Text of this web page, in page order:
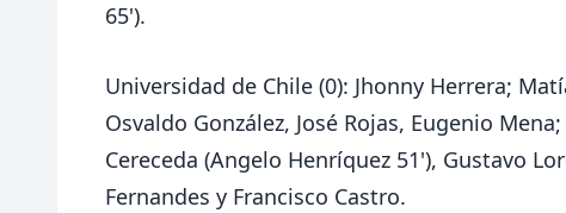
65').
Universidad de Chile (0): Jhonny Herrera;
Osvaldo González, José Rojas, Eugenio
Cereceda (Angelo Henríquez 51'), Gustavo
Fernandes y Francisco Castro.